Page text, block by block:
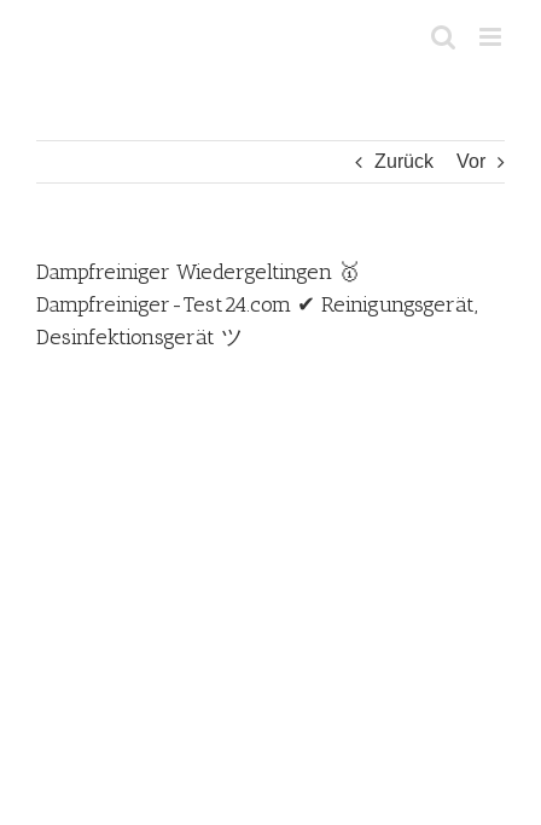
Zurück Vor
Dampfreiniger Wiedergeltingen 🥇
Dampfreiniger-Test24.com ✔ Reinigungsgerät,
Desinfektionsgerät ツ